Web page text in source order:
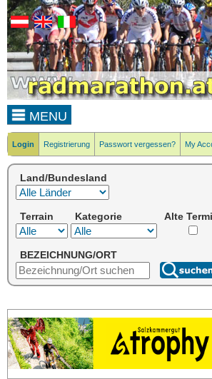
MENU
Login Registrierung Passwort vergessen? My
Land/Bundesland
Terrain Kategorie Alte
BEZEICHNUNG/ORT